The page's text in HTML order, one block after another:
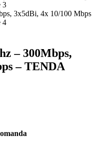
– 300Mbps,
– TENDA